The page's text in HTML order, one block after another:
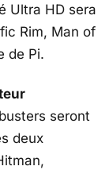
Ultra HD sera
Rim, Man of
de Pi.
seront
deux